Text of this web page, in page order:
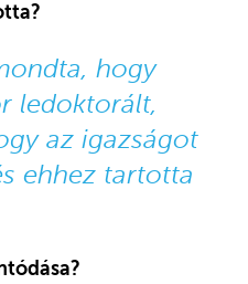
hogy
ledoktorált,
az igazságot
ehhez tartotta